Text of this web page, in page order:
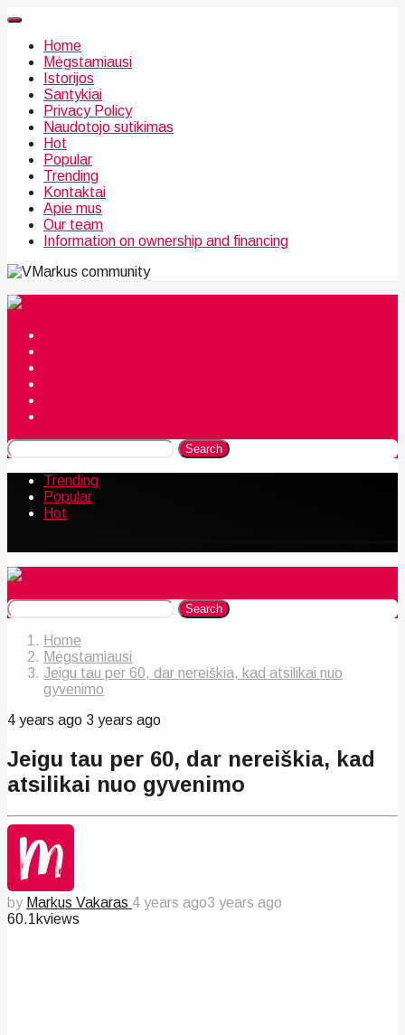
Home
Mėgstamiausi
Istorijos
Santykiai
Privacy Policy
Naudotojo sutikimas
Hot
Popular
Trending
Kontaktai
Apie mus
Our team
Information on ownership and financing
community
Search
Trending
Popular
Hot
Search
Home
Mėgstamiausi
Jeigu tau per 60, dar nereiškia, kad atsilikai nuo
gyvenimo
4 years ago 3 years ago
Jeigu tau per 60, dar nereiškia, kad
atsilikai nuo gyvenimo
by Markus Vakaras 4 years ago3 years ago
60.1kviews